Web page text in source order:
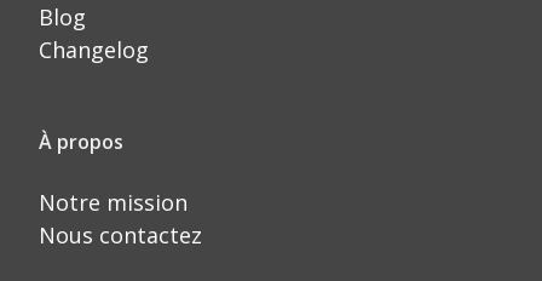
Blog
Changelog
À propos
Notre mission
Nous contactez